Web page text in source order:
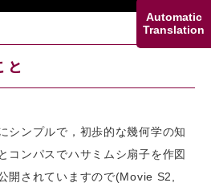
Automatic
Translation
と
シンプルで，初歩的な幾何学の知
コンパスでハサミムシ扇子を作図
開されていますので(Movie S2,